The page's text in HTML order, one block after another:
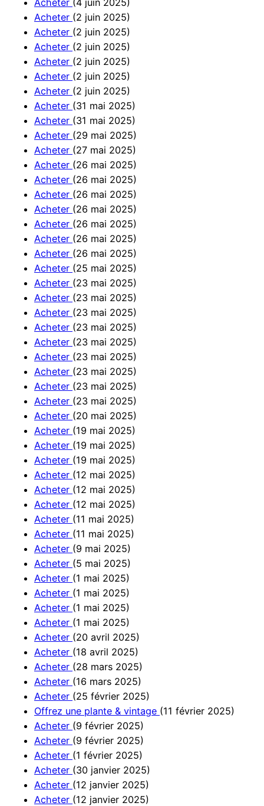
Acheter (2 juin 2025)
Acheter (2 juin 2025)
Acheter (2 juin 2025)
Acheter (2 juin 2025)
Acheter (2 juin 2025)
Acheter (2 juin 2025)
Acheter (31 mai 2025)
Acheter (31 mai 2025)
Acheter (29 mai 2025)
Acheter (27 mai 2025)
Acheter (26 mai 2025)
Acheter (26 mai 2025)
Acheter (26 mai 2025)
Acheter (26 mai 2025)
Acheter (26 mai 2025)
Acheter (26 mai 2025)
Acheter (26 mai 2025)
Acheter (25 mai 2025)
Acheter (23 mai 2025)
Acheter (23 mai 2025)
Acheter (23 mai 2025)
Acheter (23 mai 2025)
Acheter (23 mai 2025)
Acheter (23 mai 2025)
Acheter (23 mai 2025)
Acheter (23 mai 2025)
Acheter (23 mai 2025)
Acheter (20 mai 2025)
Acheter (19 mai 2025)
Acheter (19 mai 2025)
Acheter (19 mai 2025)
Acheter (12 mai 2025)
Acheter (12 mai 2025)
Acheter (12 mai 2025)
Acheter (11 mai 2025)
Acheter (11 mai 2025)
Acheter (9 mai 2025)
Acheter (5 mai 2025)
Acheter (1 mai 2025)
Acheter (1 mai 2025)
Acheter (1 mai 2025)
Acheter (1 mai 2025)
Acheter (20 avril 2025)
Acheter (18 avril 2025)
Acheter (28 mars 2025)
Acheter (16 mars 2025)
Acheter (25 février 2025)
Offrez une plante & vintage (11 février 2025)
Acheter (9 février 2025)
Acheter (9 février 2025)
Acheter (1 février 2025)
Acheter (30 janvier 2025)
Acheter (12 janvier 2025)
Acheter (12 janvier 2025)